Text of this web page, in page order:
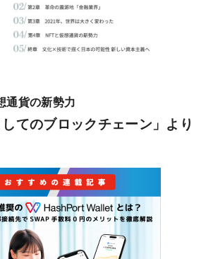
通貨の新勢力
してのブロックチェーン」より